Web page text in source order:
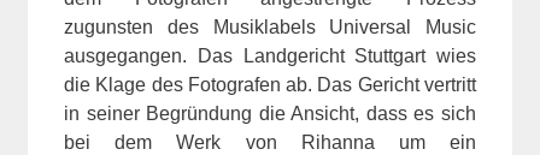
zugunsten des Musiklabels Universal Music
ausgegangen. Das Landgericht Stuttgart wies
die Klage des Fotografen ab. Das Gericht vertritt
in seiner Begründung die Ansicht, dass es sich
bei dem Werk von Rihanna um ein